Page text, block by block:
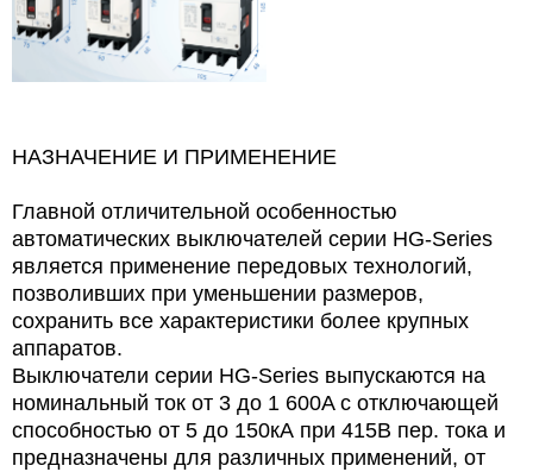
НАЗНАЧЕНИЕ И ПРИМЕНЕНИЕ
Главной отличительной особенностью
автоматических выключателей серии HG-Series
является применение передовых технологий,
позволивших при уменьшении размеров,
сохранить все характеристики более крупных
аппаратов.
Выключатели серии HG-Series выпускаются на
номинальный ток от 3 до 1 600A с отключающей
способностью от 5 до 150кА при 415В пер. тока и
предназначены для различных применений, от